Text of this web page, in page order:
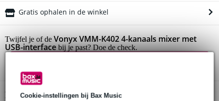
Cookie-instellingen bij Bax Music
Gratis ophalen in de winkel
Twijfel je of de Vonyx VMM-K402 4-kanaals mixer met
USB-interfacebij je past? Doe de check.
Productinformatie